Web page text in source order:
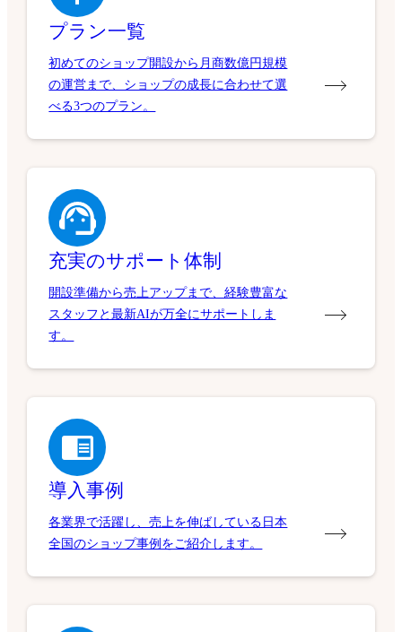
プラン一覧
初めてのショップ開設から月商数億円規模
の運営まで、ショップの成長に合わせて選
べる3つのプラン。
充実のサポート体制
開設準備から売上アップまで、経験豊富な
スタッフと最新AIが万全にサポートしま
す。
導入事例
各業界で活躍し、売上を伸ばしている日本
全国のショップ事例をご紹介します。